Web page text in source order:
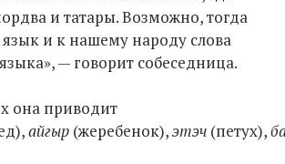
и татары. Возможно, тогда
и к нашему народу слова
— говорит собеседница.
она приводит
айгыр (жеребенок),этэч (петух),